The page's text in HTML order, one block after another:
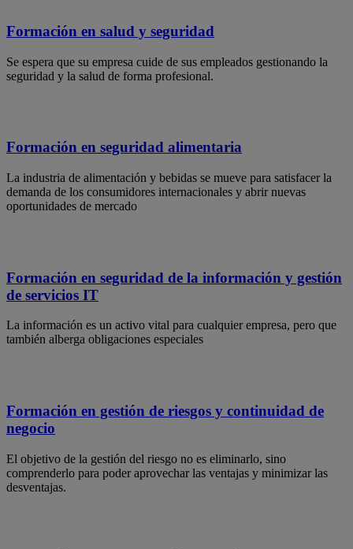
Formación en salud y seguridad
Se espera que su empresa cuide de sus empleados gestionando la
seguridad y la salud de forma profesional.
Formación en seguridad alimentaria
La industria de alimentación y bebidas se mueve para satisfacer la
demanda de los consumidores internacionales y abrir nuevas
oportunidades de mercado
Formación en seguridad de la información y gestión
de servicios IT
La información es un activo vital para cualquier empresa, pero que
también alberga obligaciones especiales
Formación en gestión de riesgos y continuidad de
negocio
El objetivo de la gestión del riesgo no es eliminarlo, sino
comprenderlo para poder aprovechar las ventajas y minimizar las
desventajas.